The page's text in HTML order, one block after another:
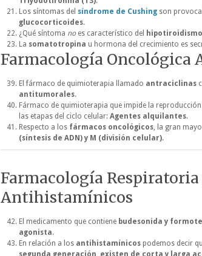
Los síntomas del síndrome de Cushing son
glucocorticoides.
¿Qué síntoma noes característico del hipotiroidismo
La somatotropina u hormona del crecimiento es
Farmacología Oncológica
El fármaco de quimioterapia llamado antraciclinas
antitumorales.
Fármaco de quimioterapia que impide la
las etapas del ciclo celular: Agentes alquilantes.
Respecto a los fármacos oncológicos, la gran
(síntesis de ADN) y M (división celular).
Farmacología
Antihistamínicos
El medicamento que contiene budesonida y
agonista.
En relación a los antihistamínicos podemos decir
segunda generación, existen de corta y larga